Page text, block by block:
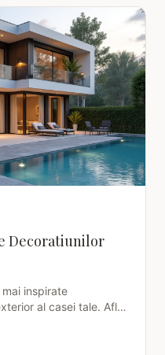
Decoratiunilor
inspirate
al casei tale. Află